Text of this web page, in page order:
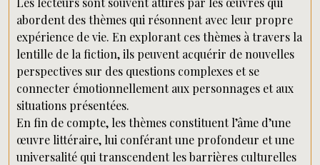
abordent des thèmes qui résonnent avec leur propre
expérience de vie. En explorant ces thèmes à travers la
lentille de la fiction, ils peuvent acquérir de nouvelles
perspectives sur des questions complexes et se
connecter émotionnellement aux personnages et aux
situations présentées.
En fin de compte, les thèmes constituent l’âme d’une
œuvre littéraire, lui conférant une profondeur et une
universalité qui transcendent les barrières culturelles